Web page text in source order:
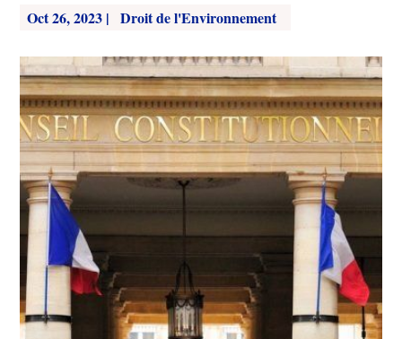
Oct 26, 2023 | Droit de l'Environnement